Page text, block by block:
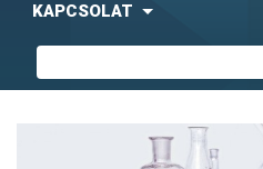
KAPCSOLAT